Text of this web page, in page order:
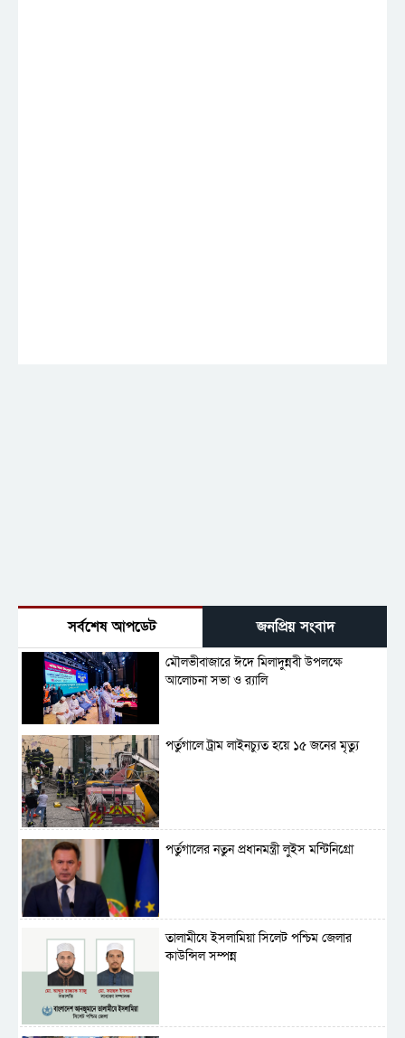
সর্বশেষ আপডেট জনপ্রিয় সংবাদ
মৌলভীবাজারে ঈদে মিলাদুন্নবী উপলক্ষে
আলোচনা সভা ও র‍্যালি
পর্তুগালে ট্রাম লাইনচ্যুত হয়ে ১৫ জনের মৃত্যু
পর্তুগালের নতুন প্রধানমন্ত্রী লুইস মন্টিনিগ্রো
‎তালামীযে ইসলামিয়া সিলেট পশ্চিম জেলার
কাউন্সিল সম্পন্ন